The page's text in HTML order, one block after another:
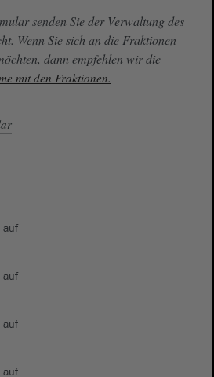
senden Sie der Verwaltung des
Wenn Sie sich an die Fraktionen
dann empfehlen wir die
mit den Fraktionen.
auf
auf
auf
auf